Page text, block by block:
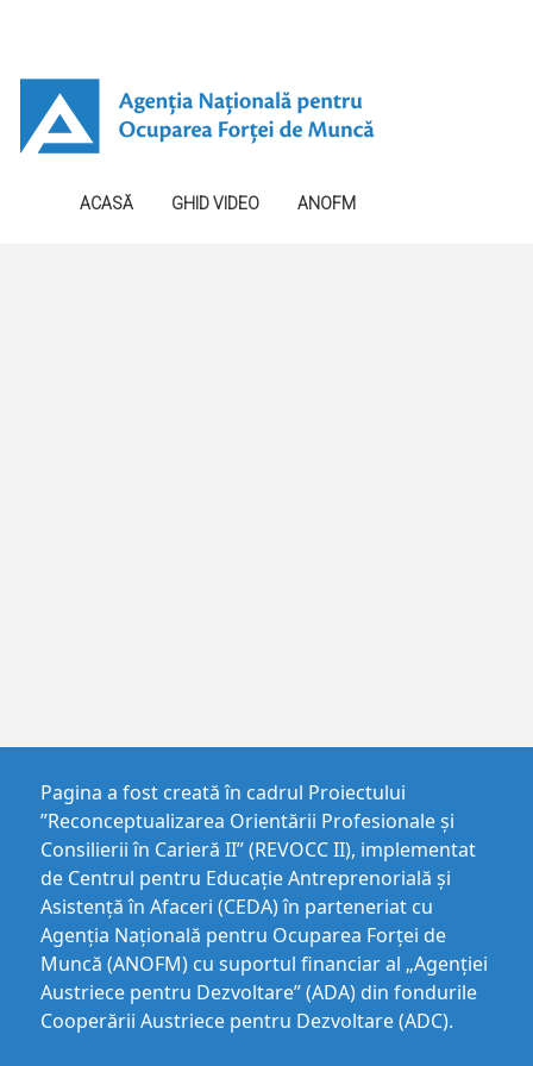
ACASĂ GHID VIDEO ANOFM
Pagina a fost creată în cadrul Proiectului
”Reconceptualizarea Orientării Profesionale și
Consilierii în Carieră II” (REVOCC II), implementat
de Centrul pentru Educaţie Antreprenorială şi
Asistenţă în Afaceri (CEDA) în parteneriat cu
Agenția Națională pentru Ocuparea Forței de
Muncă (ANOFM) cu suportul financiar al „Agenției
Austriece pentru Dezvoltare” (ADA) din fondurile
Cooperării Austriece pentru Dezvoltare (ADC).